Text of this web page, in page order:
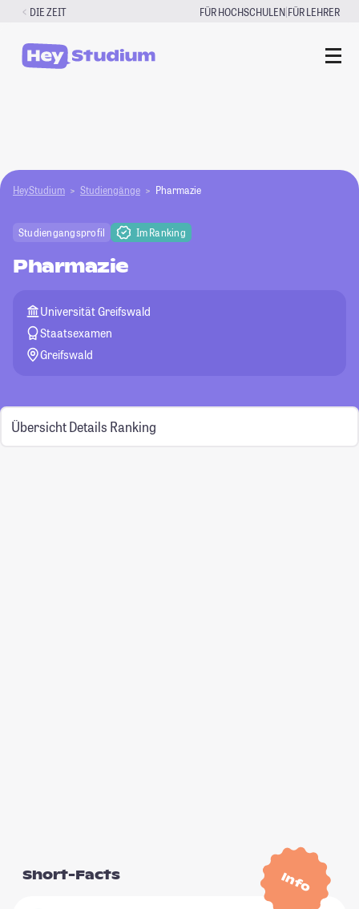
Zum
springen
DIE ZEIT FÜR HOCHSCHULEN|FÜR LEHRER
HeyStudium Studiengänge Pharmazie
Studiengangsprofil Im Ranking
Pharmazie
Universität Greifswald
Staatsexamen
Greifswald
Übersicht Details Ranking
Info
Short-Facts